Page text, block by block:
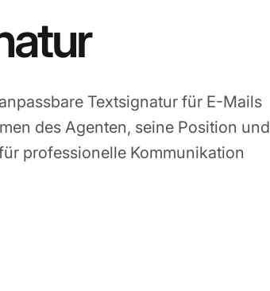
Textsignatur für E-Mails
des Agenten, seine Position und
professionelle Kommunikation